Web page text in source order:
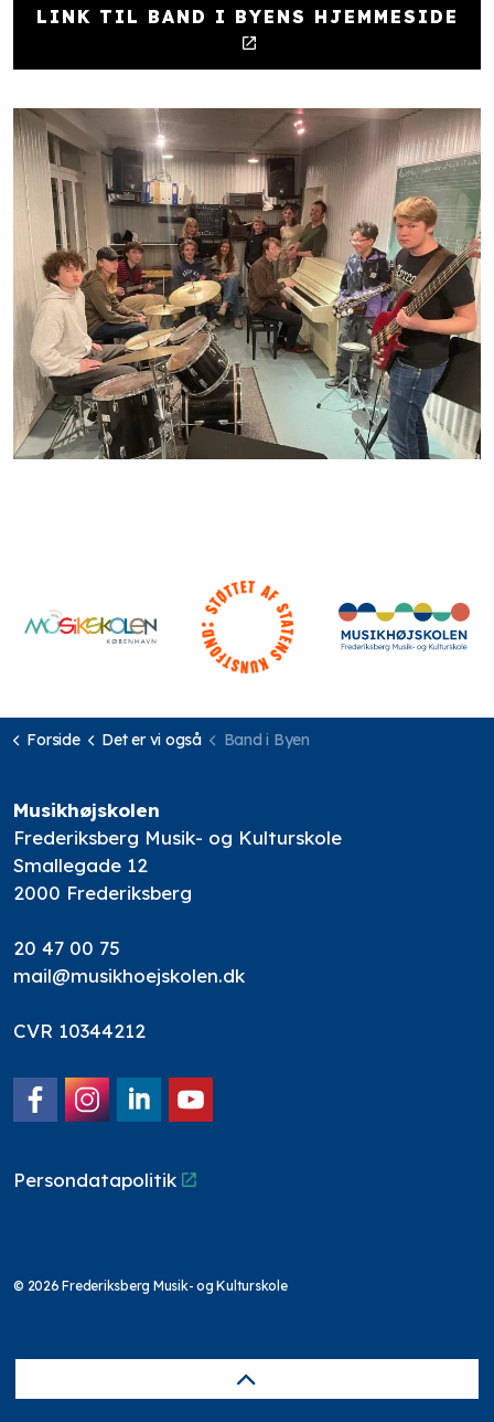
LINK TIL BAND I BYENS HJEMMESIDE
Forside Det er vi også Band i Byen
Musikhøjskolen
Frederiksberg Musik- og Kulturskole
Smallegade 12
2000 Frederiksberg
20 47 00 75
mail@musikhoejskolen.dk
CVR 10344212
Persondatapolitik
© 2026 Frederiksberg Musik- og Kulturskole